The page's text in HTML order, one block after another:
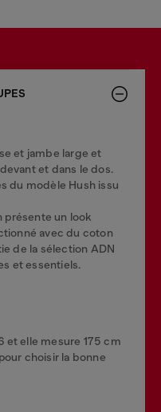
et jambe large et
et dans le dos.
du modèle Hush issu
présente un look
avec du coton
de la sélection ADN
et essentiels.
et elle mesure 175 cm
choisir la bonne